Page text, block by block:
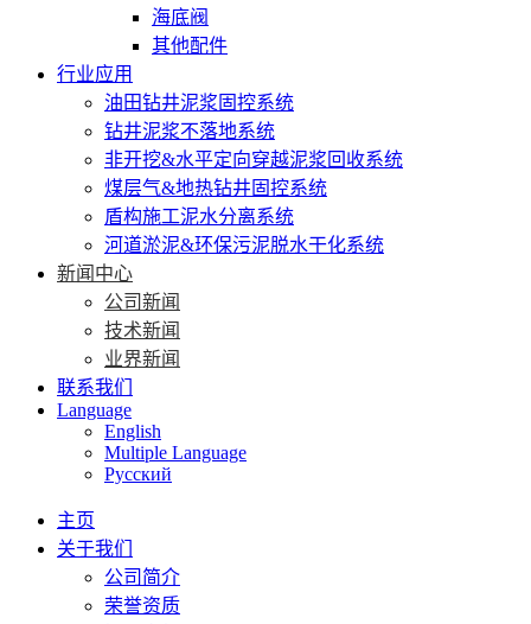
海底阀
其他配件
行业应用
油田钻井泥浆固控系统
钻井泥浆不落地系统
非开挖&水平定向穿越泥浆回收系统
煤层气&地热钻井固控系统
盾构施工泥水分离系统
河道淤泥&环保污泥脱水干化系统
新闻中心
公司新闻
技术新闻
业界新闻
联系我们
Language
English
Multiple Language
Русский
主页
关于我们
公司简介
荣誉资质